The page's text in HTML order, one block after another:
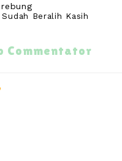
Beralih Kasih
blog ni kena delete
Commentator